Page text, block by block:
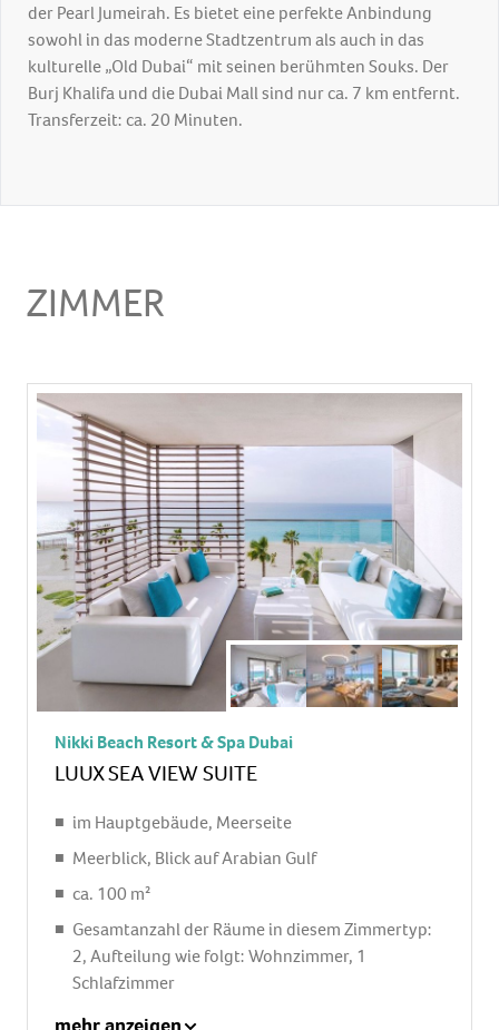
der Pearl Jumeirah. Es bietet eine perfekte Anbindung
sowohl in das moderne Stadtzentrum als auch in das
kulturelle „Old Dubai“ mit seinen berühmten Souks. Der
Burj Khalifa und die Dubai Mall sind nur ca. 7 km entfernt.
Transferzeit: ca. 20 Minuten.
ZIMMER
Nikki Beach Resort & Spa Dubai
LUUX SEA VIEW SUITE
im Hauptgebäude, Meerseite
Meerblick, Blick auf Arabian Gulf
ca. 100 m²
Gesamtanzahl der Räume in diesem Zimmertyp:
2, Aufteilung wie folgt: Wohnzimmer, 1
Schlafzimmer